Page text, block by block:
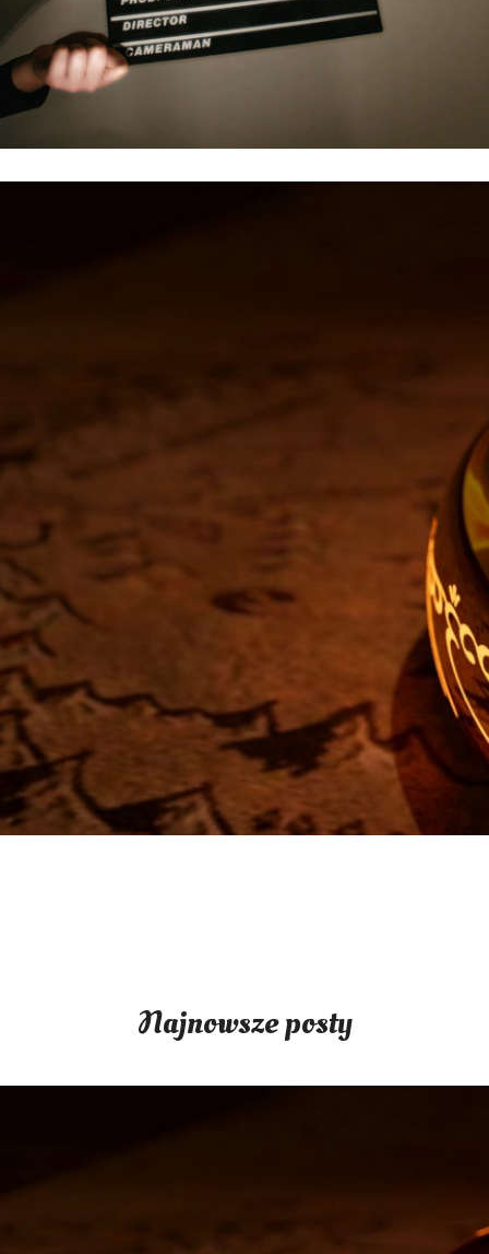
Władca Pierścieni jako sześcioksiąg
Władca Pierścieni to jedna powieść ale w sześciu księgach.
Najnowsze posty